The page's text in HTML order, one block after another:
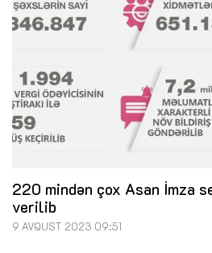
220 mindən çox Asan İmza
verilib
9 AVQUST 2023 09:51